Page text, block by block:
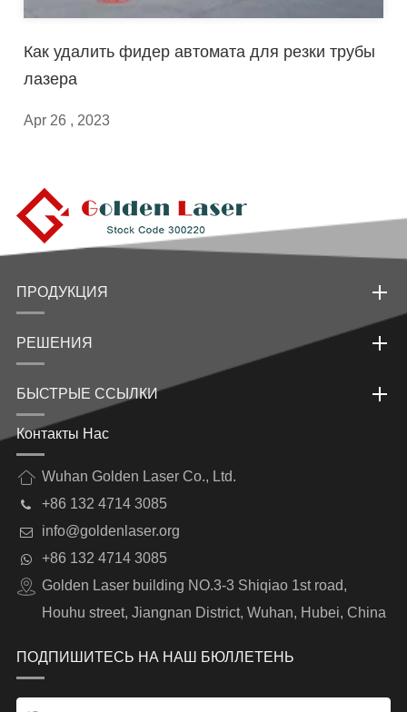
Как удалить фидер автомата для резки трубы
лазера
Apr 26 , 2023
ПРОДУКЦИЯ
РЕШЕНИЯ
БЫСТРЫЕ ССЫЛКИ
Контакты Нас
Wuhan Golden Laser Co., Ltd.
+86 132 4714 3085
info@goldenlaser.org
+86 132 4714 3085
Golden Laser building NO.3-3 Shiqiao 1st road,
Houhu street, Jiangnan District, Wuhan, Hubei, China
ПОДПИШИТЕСЬ НА НАШ БЮЛЛЕТЕНЬ